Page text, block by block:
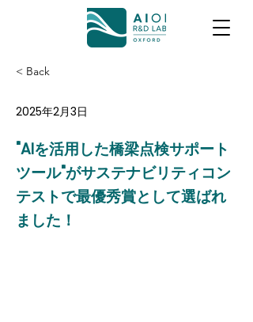
< Back
2025年2月3日
"AIを活用した橋梁点検サポート
ツール"がサステナビリティコン
テストで最優秀賞として選ばれ
ました！